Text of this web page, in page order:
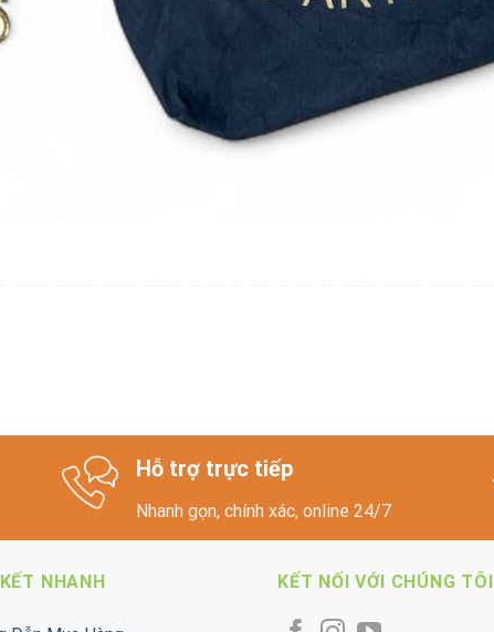
Hỗ trợ trực tiếp
Nhanh gọn, chính xác, online 24/7
NHANH KẾT NỐI VỚI CHÚNG TÔI